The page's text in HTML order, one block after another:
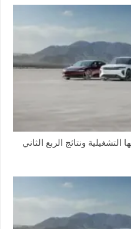
ونتائج الربع الثاني